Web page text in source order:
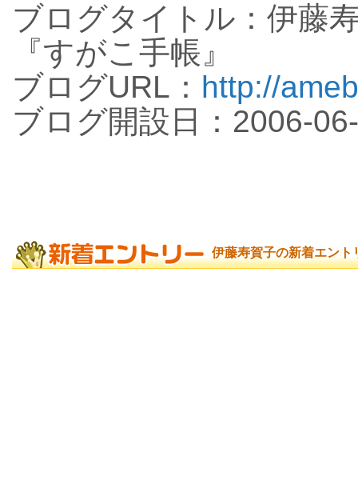
ブログタイトル：伊藤
『すがこ手帳』
ブログURL： http://
ブログ開設日：2006-
伊藤寿賀子の新着エント